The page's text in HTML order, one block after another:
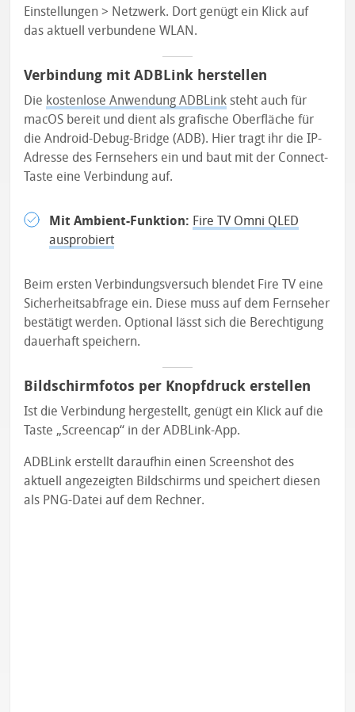
Einstellungen > Netzwerk. Dort genügt ein Klick auf
das aktuell verbundene WLAN.
Verbindung mit ADBLink herstellen
Die kostenlose Anwendung ADBLink steht auch für
macOS bereit und dient als grafische Oberfläche für
die Android-Debug-Bridge (ADB). Hier tragt ihr die IP-
Adresse des Fernsehers ein und baut mit der Connect-
Taste eine Verbindung auf.
Mit Ambient-Funktion: Fire TV Omni QLED
ausprobiert
Beim ersten Verbindungsversuch blendet Fire TV eine
Sicherheitsabfrage ein. Diese muss auf dem Fernseher
bestätigt werden. Optional lässt sich die Berechtigung
dauerhaft speichern.
Bildschirmfotos per Knopfdruck erstellen
Ist die Verbindung hergestellt, genügt ein Klick auf die
Taste „Screencap“ in der ADBLink-App.
ADBLink erstellt daraufhin einen Screenshot des
aktuell angezeigten Bildschirms und speichert diesen
als PNG-Datei auf dem Rechner.